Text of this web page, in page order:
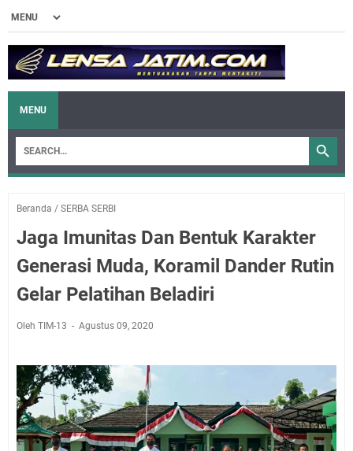
MENU
Beranda / SERBA SERBI
Jaga Imunitas Dan Bentuk Karakter
Generasi Muda, Koramil Dander Rutin
Gelar Pelatihan Beladiri
Oleh TIM-13 Agustus 09, 2020